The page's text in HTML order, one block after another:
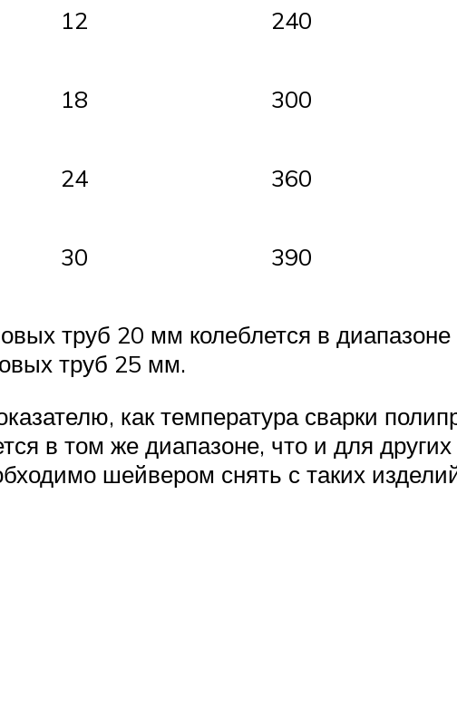
12 240
18 300
24 360
30 390
труб 20 мм колеблется в
труб 25 мм.
как температура сварки
в том же диапазоне, что и для
шейвером снять с таких